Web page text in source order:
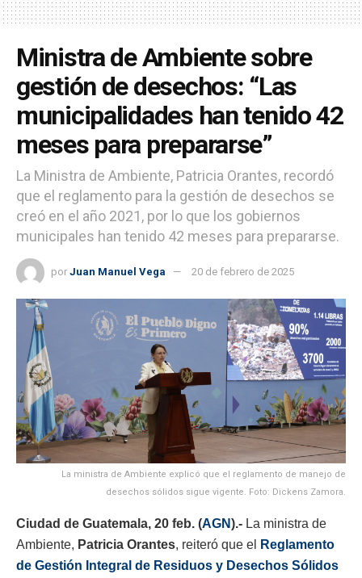
Ministra de Ambiente sobre
gestión de desechos: “Las
municipalidades han tenido 42
meses para prepararse”
La Ministra de Ambiente, Patricia Orantes, recordó
que el reglamento para la gestión de desechos se
creó en el año 2021, por lo que los gobiernos
municipales han tenido 42 meses para prepararse.
por Juan Manuel Vega 20 de febrero de 2025
La ministra de Ambiente explicó que el reglamento de manejo de
desechos sólidos sigue vigente. Foto: Dickens Zamora.
Ciudad de Guatemala, 20 feb. (AGN).- La ministra de
Ambiente, Patricia Orantes, reiteró que el
Reglamento
de Gestión Integral de Residuos y Desechos Sólidos